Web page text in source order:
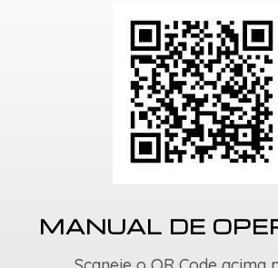
MANUAL DE